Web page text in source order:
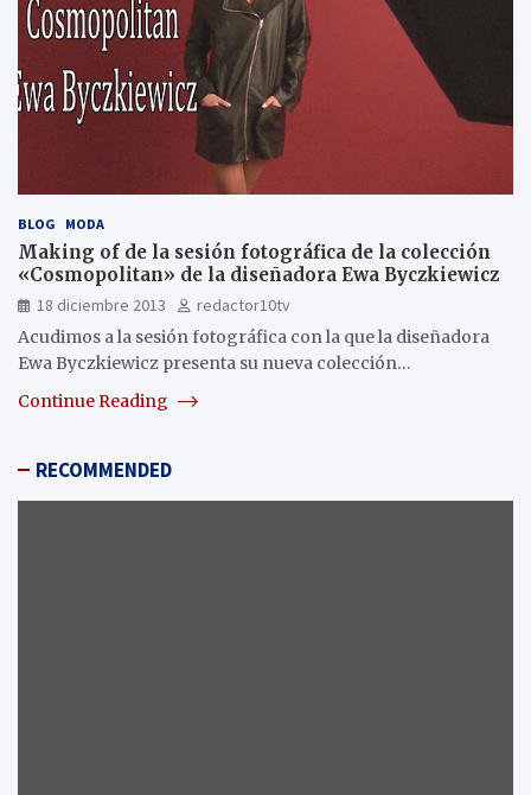
BLOG MODA
Making of de la sesión fotográfica de la colección
«Cosmopolitan» de la diseñadora Ewa Byczkiewicz
18 diciembre 2013
redactor10tv
Acudimos a la sesión fotográfica con la que la diseñadora
Ewa Byczkiewicz presenta su nueva colección…
Continue Reading
RECOMMENDED